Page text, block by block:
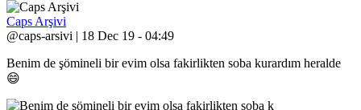
Caps Arşivi
@caps-arsivi | 18 Dec 19 - 04:49
Benim de şömineli bir evim olsa fakirlikten soba kurardım heralde
😄